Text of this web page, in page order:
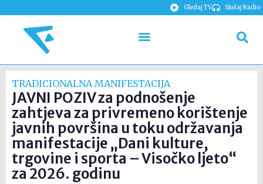
Gledaj TV Slušaj Radio
TRADICIONALNA MANIFESTACIJA
JAVNI POZIV za podnošenje
zahtjeva za privremeno korištenje
javnih površina u toku održavanja
manifestacije „Dani kulture,
trgovine i sporta – Visočko ljeto“
za 2026. godinu